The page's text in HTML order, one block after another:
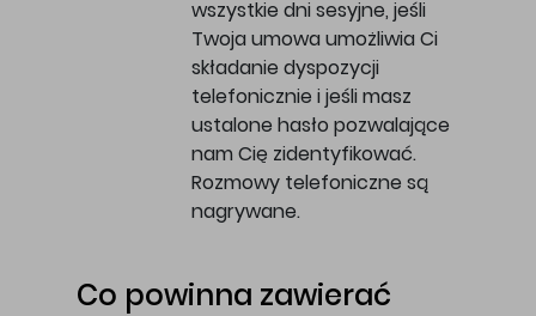
wszystkie dni sesyjne, jeśli
Twoja umowa umożliwia Ci
składanie dyspozycji
telefonicznie i jeśli masz
ustalone hasło pozwalające
nam Cię zidentyfikować.
Rozmowy telefoniczne są
nagrywane.
Co powinna zawierać